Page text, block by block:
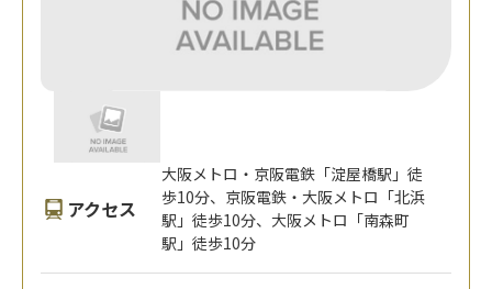
アクセス
大阪メトロ・京阪電鉄「淀屋橋駅」徒
歩10分、京阪電鉄・大阪メトロ「北浜
駅」徒歩10分、大阪メトロ「南森町
駅」徒歩10分